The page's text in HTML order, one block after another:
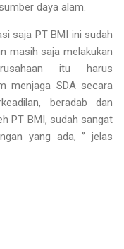
daya alam.
saja PT BMI ini sudah
masih saja melakukan
itu harus
menjaga SDA secara
beradab dan
PT BMI, sudah sangat
yang ada, ” jelas